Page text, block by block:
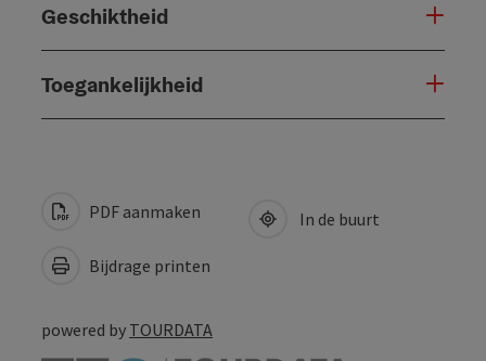
Geschiktheid
Toegankelijkheid
PDF aanmaken
Bijdrage printen
In de buurt
powered by TOURDATA